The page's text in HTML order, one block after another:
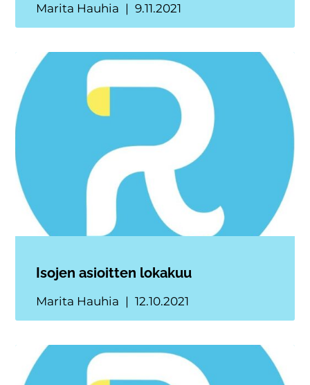
Marita Hauhia 9.11.2021
Isojen asioitten lokakuu
Marita Hauhia 12.10.2021